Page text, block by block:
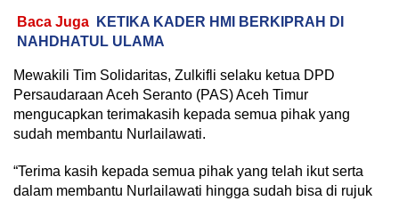
Baca Juga
KETIKA KADER HMI BERKIPRAH DI
NAHDHATUL ULAMA
Mewakili Tim Solidaritas, Zulkifli selaku ketua DPD
Persaudaraan Aceh Seranto (PAS) Aceh Timur
mengucapkan terimakasih kepada semua pihak yang
sudah membantu Nurlailawati.
“Terima kasih kepada semua pihak yang telah ikut serta
dalam membantu Nurlailawati hingga sudah bisa di rujuk